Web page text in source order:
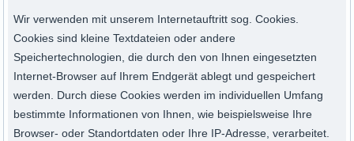
Wir verwenden mit unserem Internetauftritt sog. Cookies.
Cookies sind kleine Textdateien oder andere
Speichertechnologien, die durch den von Ihnen eingesetzten
Internet-Browser auf Ihrem Endgerät ablegt und gespeichert
werden. Durch diese Cookies werden im individuellen Umfang
bestimmte Informationen von Ihnen, wie beispielsweise Ihre
Browser- oder Standortdaten oder Ihre IP-Adresse, verarbeitet.